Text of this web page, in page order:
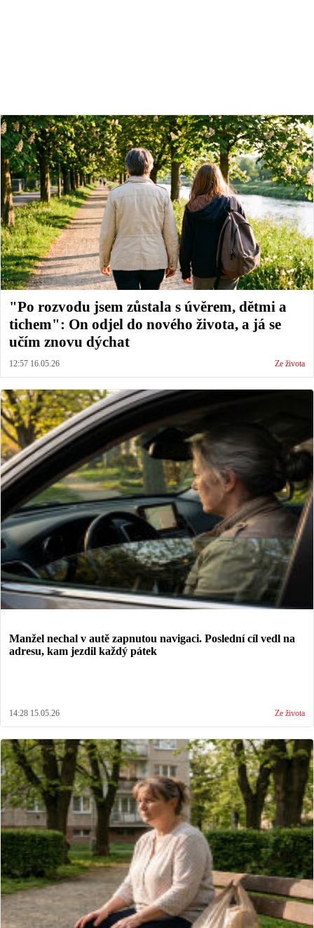
"Po rozvodu jsem zůstala s úvěrem, dětmi a
tichem": On odjel do nového života, a já se
učím znovu dýchat
12:57 16.05.26 Ze života
Manžel nechal v autě zapnutou navigaci. Poslední cíl vedl na
adresu, kam jezdil každý pátek
14:28 15.05.26 Ze života